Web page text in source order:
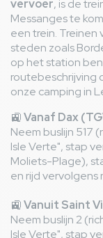
vervoer, is de
Messanges te
een trein.
steden zoals
op het station
routebeschrijving
onze camping in
🚉Vanaf Dax
Neem buslijn 517
Isle Verte", stap
Moliets-Plage),
en rijd vervolgens
🚉Vanuit Saint
Neem buslijn 2
Isle Verte", stap